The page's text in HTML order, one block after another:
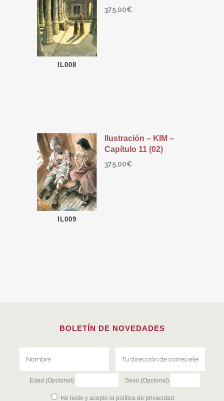
IL008
375,00€
IL009
Ilustración – KIM –
Capítulo 11 (02)
375,00€
BOLETÍN DE NOVEDADES
Edad (Opcional) Sexo (Opcional)
He leído y acepto la política de privacidad .